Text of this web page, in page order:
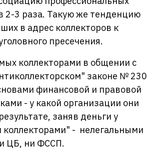
2-3 раза. Такую же тенденцию
в адрес коллекторов к
пресечения.
коллекторами в общении с
законе № 230
финансовой и правовой
- у какой организации они
заняв деньги у
коллекторами" - нелегальными
ЦБ, ни ФССП.